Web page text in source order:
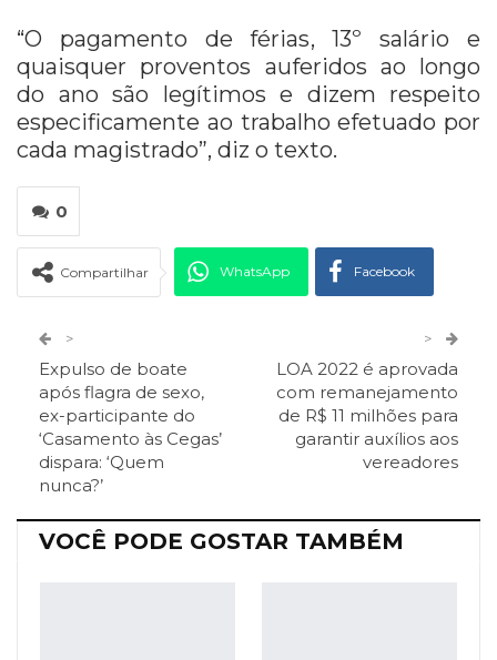
“O pagamento de férias, 13º salário e
quaisquer proventos auferidos ao longo
do ano são legítimos e dizem respeito
especificamente ao trabalho efetuado por
cada magistrado”, diz o texto.
0
Compartilhar WhatsApp Facebook
ReddIt
Facebook Messenger Viber O email
>
Expulso de boate
após flagra de sexo,
ex-participante do
‘Casamento às Cegas’
dispara: ‘Quem
nunca?’
>
LOA 2022 é aprovada
com remanejamento
de R$ 11 milhões para
garantir auxílios aos
vereadores
VOCÊ PODE GOSTAR TAMBÉM